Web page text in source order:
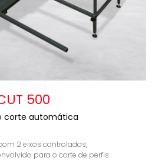
500
corte automática
2 eixos controlados,
para o corte de perfis